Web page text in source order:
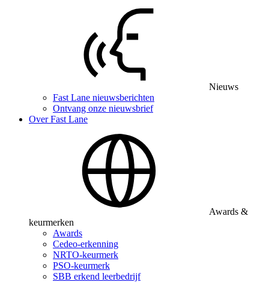
Nieuws
Fast Lane nieuwsberichten
Ontvang onze nieuwsbrief
Over Fast Lane
Awards &
keurmerken
Awards
Cedeo-erkenning
NRTO-keurmerk
PSO-keurmerk
SBB erkend leerbedrijf